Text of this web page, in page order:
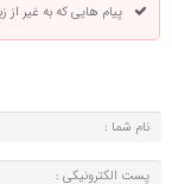
پیام هایی که به غیر